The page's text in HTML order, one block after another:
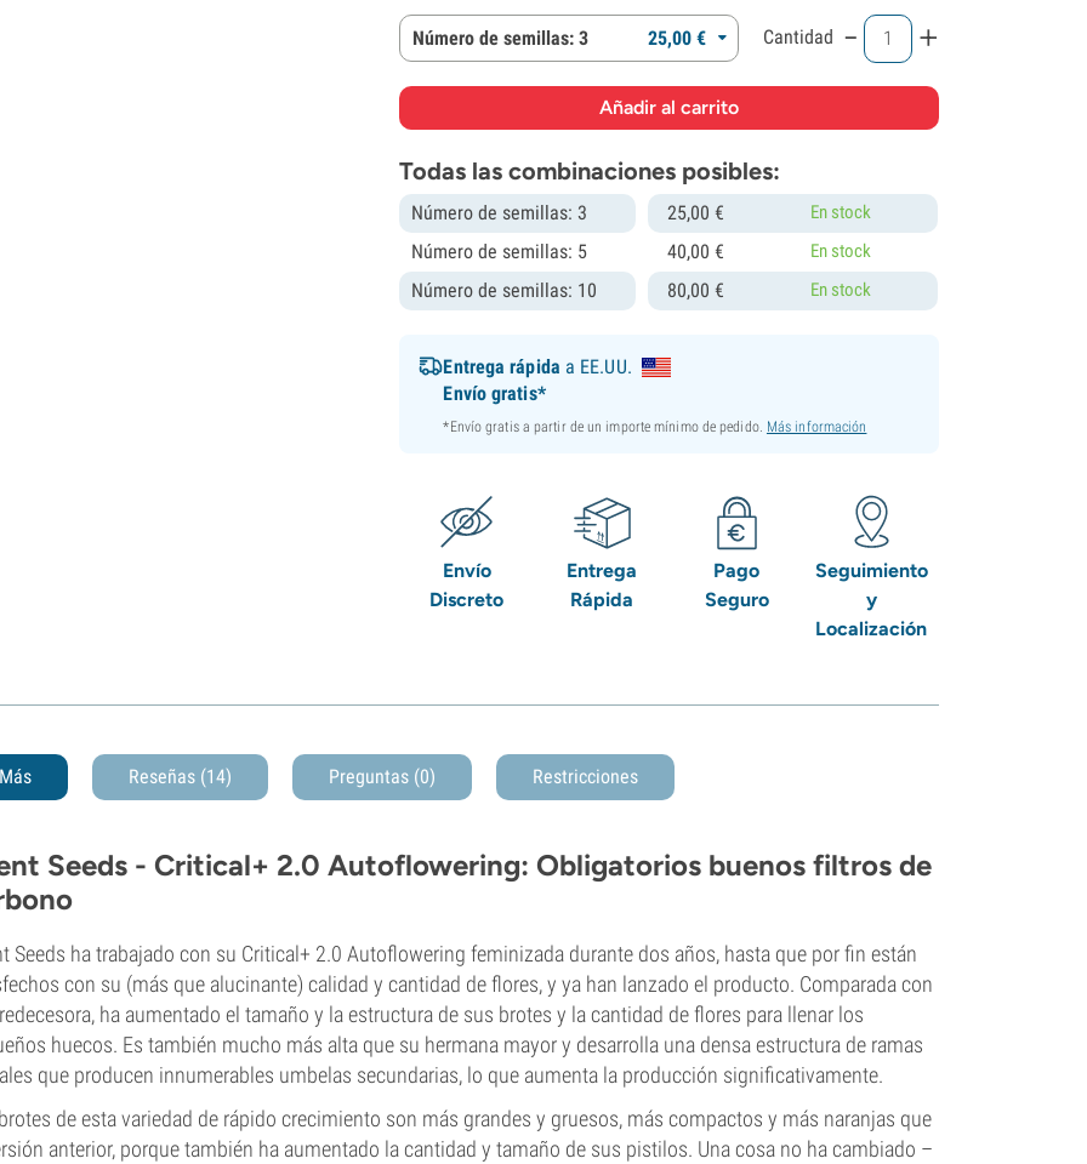
Número de semillas: 3 25,00 € Cantidad - +
Todas las combinaciones posibles:
Número de semillas: 3 25,00 € En stock
Número de semillas: 5 40,00 € En stock
Número de semillas: 10 80,00 € En stock
Entrega rápida a EE.UU.
Envío gratis*
*Envío gratis a partir de un importe mínimo de pedido. Más información
Envío
Discreto
Entrega
Rápida
Pago
Seguro
Seguimiento
y
Localización
Más Reseñas (14) Preguntas (0) Restricciones
Seeds - Critical+ 2.0 Autoflowering: Obligatorios buenos filtros de
Seeds ha trabajado con su Critical+ 2.0 Autoflowering feminizada durante dos años, hasta que por fin están
con su (más que alucinante) calidad y cantidad de flores, y ya han lanzado el producto. Comparada con
ha aumentado el tamaño y la estructura de sus brotes y la cantidad de flores para llenar los
huecos. Es también mucho más alta que su hermana mayor y desarrolla una densa estructura de ramas
que producen innumerables umbelas secundarias, lo que aumenta la producción significativamente.
de esta variedad de rápido crecimiento son más grandes y gruesos, más compactos y más naranjas que
anterior, porque también ha aumentado la cantidad y tamaño de sus pistilos. Una cosa no ha cambiado –